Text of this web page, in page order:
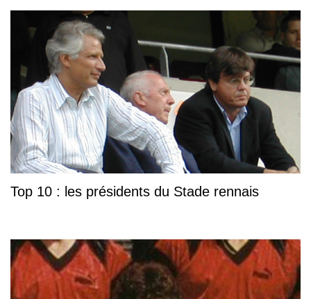
Top 10 : les présidents du Stade rennais